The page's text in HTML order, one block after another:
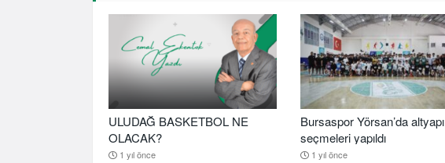
ULUDAĞ BASKETBOL NE
OLACAK?
1 yıl önce
Bursaspor Yörsan’da altyapı
seçmeleri yapıldı
1 yıl önce